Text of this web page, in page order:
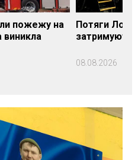
пожежу на
виникла
Потяги
08.08.2026